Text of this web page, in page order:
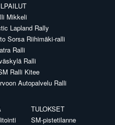
Mikkeli
Lapland Rally
Sorsa Riihimäki-ralli
Ralli
Ralli
Ralli Kitee
Autopalvelu Ralli
TULOKSET
SM-pistetilanne